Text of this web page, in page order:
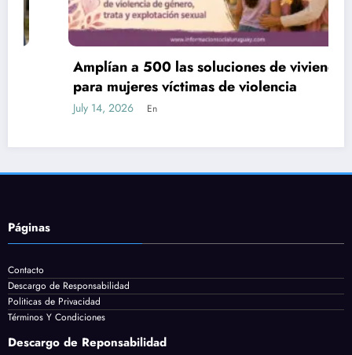
Amplían a 500 las soluciones de vivienda
para mujeres víctimas de violencia
July 14, 2026 En
Páginas
Contacto
Descargo de Responsabilidad
Politicas de Privacidad
Términos Y Condiciones
Descargo de Reponsabilidad